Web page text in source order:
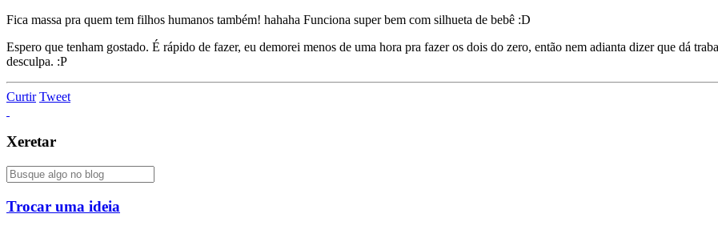
Fica massa pra quem tem filhos humanos também! hahaha Funciona super bem com silhueta de bebê :D
Espero que tenham gostado. É rápido de fazer, eu demorei menos de uma hora pra fazer os dois do zero, então nem adianta dizer que dá
desculpa. :P
Curtir Tweet
Xeretar
Trocar uma ideia